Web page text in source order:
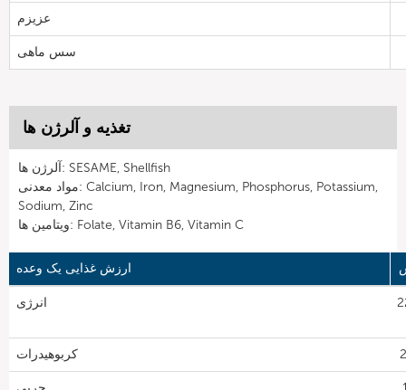
عزیزم
سس ماهی
تغذیه و آلرژن ها
آلرژن ها: SESAME, Shellfish
مواد معدنی: Calcium, Iron, Magnesium, Phosphorus, Potassium,
Sodium, Zinc
ویتامین ها: Folate, Vitamin B6, Vitamin C
ارزش غذایی یک وعده
انرژی
کربوهیدرات